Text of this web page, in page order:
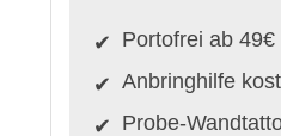
Portofrei ab
Anbringhilfe
Probe-